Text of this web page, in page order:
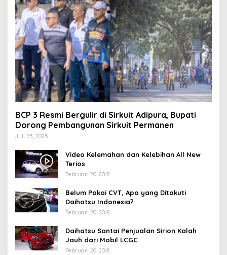
BCP 3 Resmi Bergulir di Sirkuit Adipura, Bupati
Dorong Pembangunan Sirkuit Permanen
Juli 25, 2025
Video Kelemahan dan Kelebihan All New
Terios
Februari 20, 2018
Belum Pakai CVT, Apa yang Ditakuti
Daihatsu Indonesia?
Februari 20, 2018
Daihatsu Santai Penjualan Sirion Kalah
Jauh dari Mobil LCGC
Februari 20, 2018